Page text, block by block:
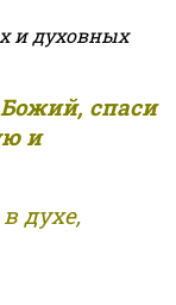
и духовных
спаси
и
духе,